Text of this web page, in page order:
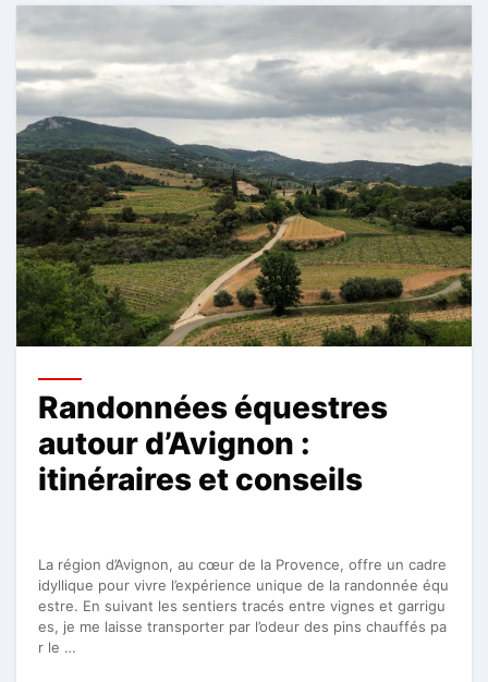
Randonnées équestres
autour d’Avignon :
itinéraires et conseils
La région d’Avignon, au cœur de la Provence, offre un cadre
idyllique pour vivre l’expérience unique de la randonnée équ
estre. En suivant les sentiers tracés entre vignes et garrigu
es, je me laisse transporter par l’odeur des pins chauffés pa
r le …